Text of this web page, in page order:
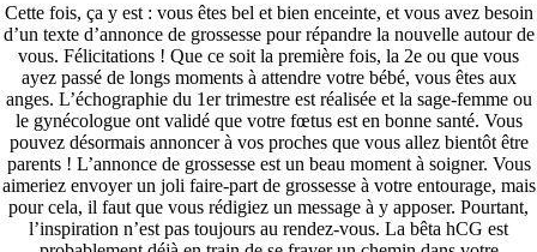
Cette fois, ça y est : vous êtes bel et bien enceinte, et vous avez besoin
d’un texte d’annonce de grossesse pour répandre la nouvelle autour de
vous. Félicitations ! Que ce soit la première fois, la 2e ou que vous
ayez passé de longs moments à attendre votre bébé, vous êtes aux
anges. L’échographie du 1er trimestre est réalisée et la sage-femme ou
le gynécologue ont validé que votre fœtus est en bonne santé. Vous
pouvez désormais annoncer à vos proches que vous allez bientôt être
parents ! L’annonce de grossesse est un beau moment à soigner. Vous
aimeriez envoyer un joli faire-part de grossesse à votre entourage, mais
pour cela, il faut que vous rédigiez un message à y apposer. Pourtant,
l’inspiration n’est pas toujours au rendez-vous. La bêta hCG est